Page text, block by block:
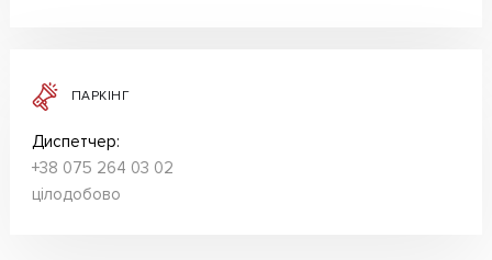
ПАРКІНГ
Диспетчер:
+38 075 264 03 02
цілодобово